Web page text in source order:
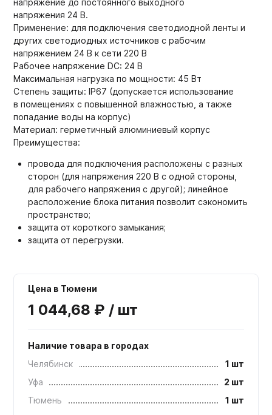
напряжение до постоянного выходного
напряжения 24 В.
Применение: для подключения светодиодной ленты и
других светодиодных источников с рабочим
напряжением 24 В к сети 220 В
Рабочее напряжение DC: 24 В
Максимальная нагрузка по мощности: 45 Вт
Степень защиты: IP67 (допускается использование
в помещениях с повышенной влажностью, а также
попадание воды на корпус)
Материал: герметичный алюминиевый корпус
Преимущества:
провода для подключения расположены с разных
сторон (для напряжения 220 В с одной стороны,
для рабочего напряжения с другой); линейное
расположение блока питания позволит сэкономить
пространство;
защита от короткого замыкания;
защита от перегрузки.
Цена в Тюмени
1 044,68 ₽ / шт
Наличие товара в городах
Челябинск
1 шт
Уфа
2 шт
Тюмень
1 шт